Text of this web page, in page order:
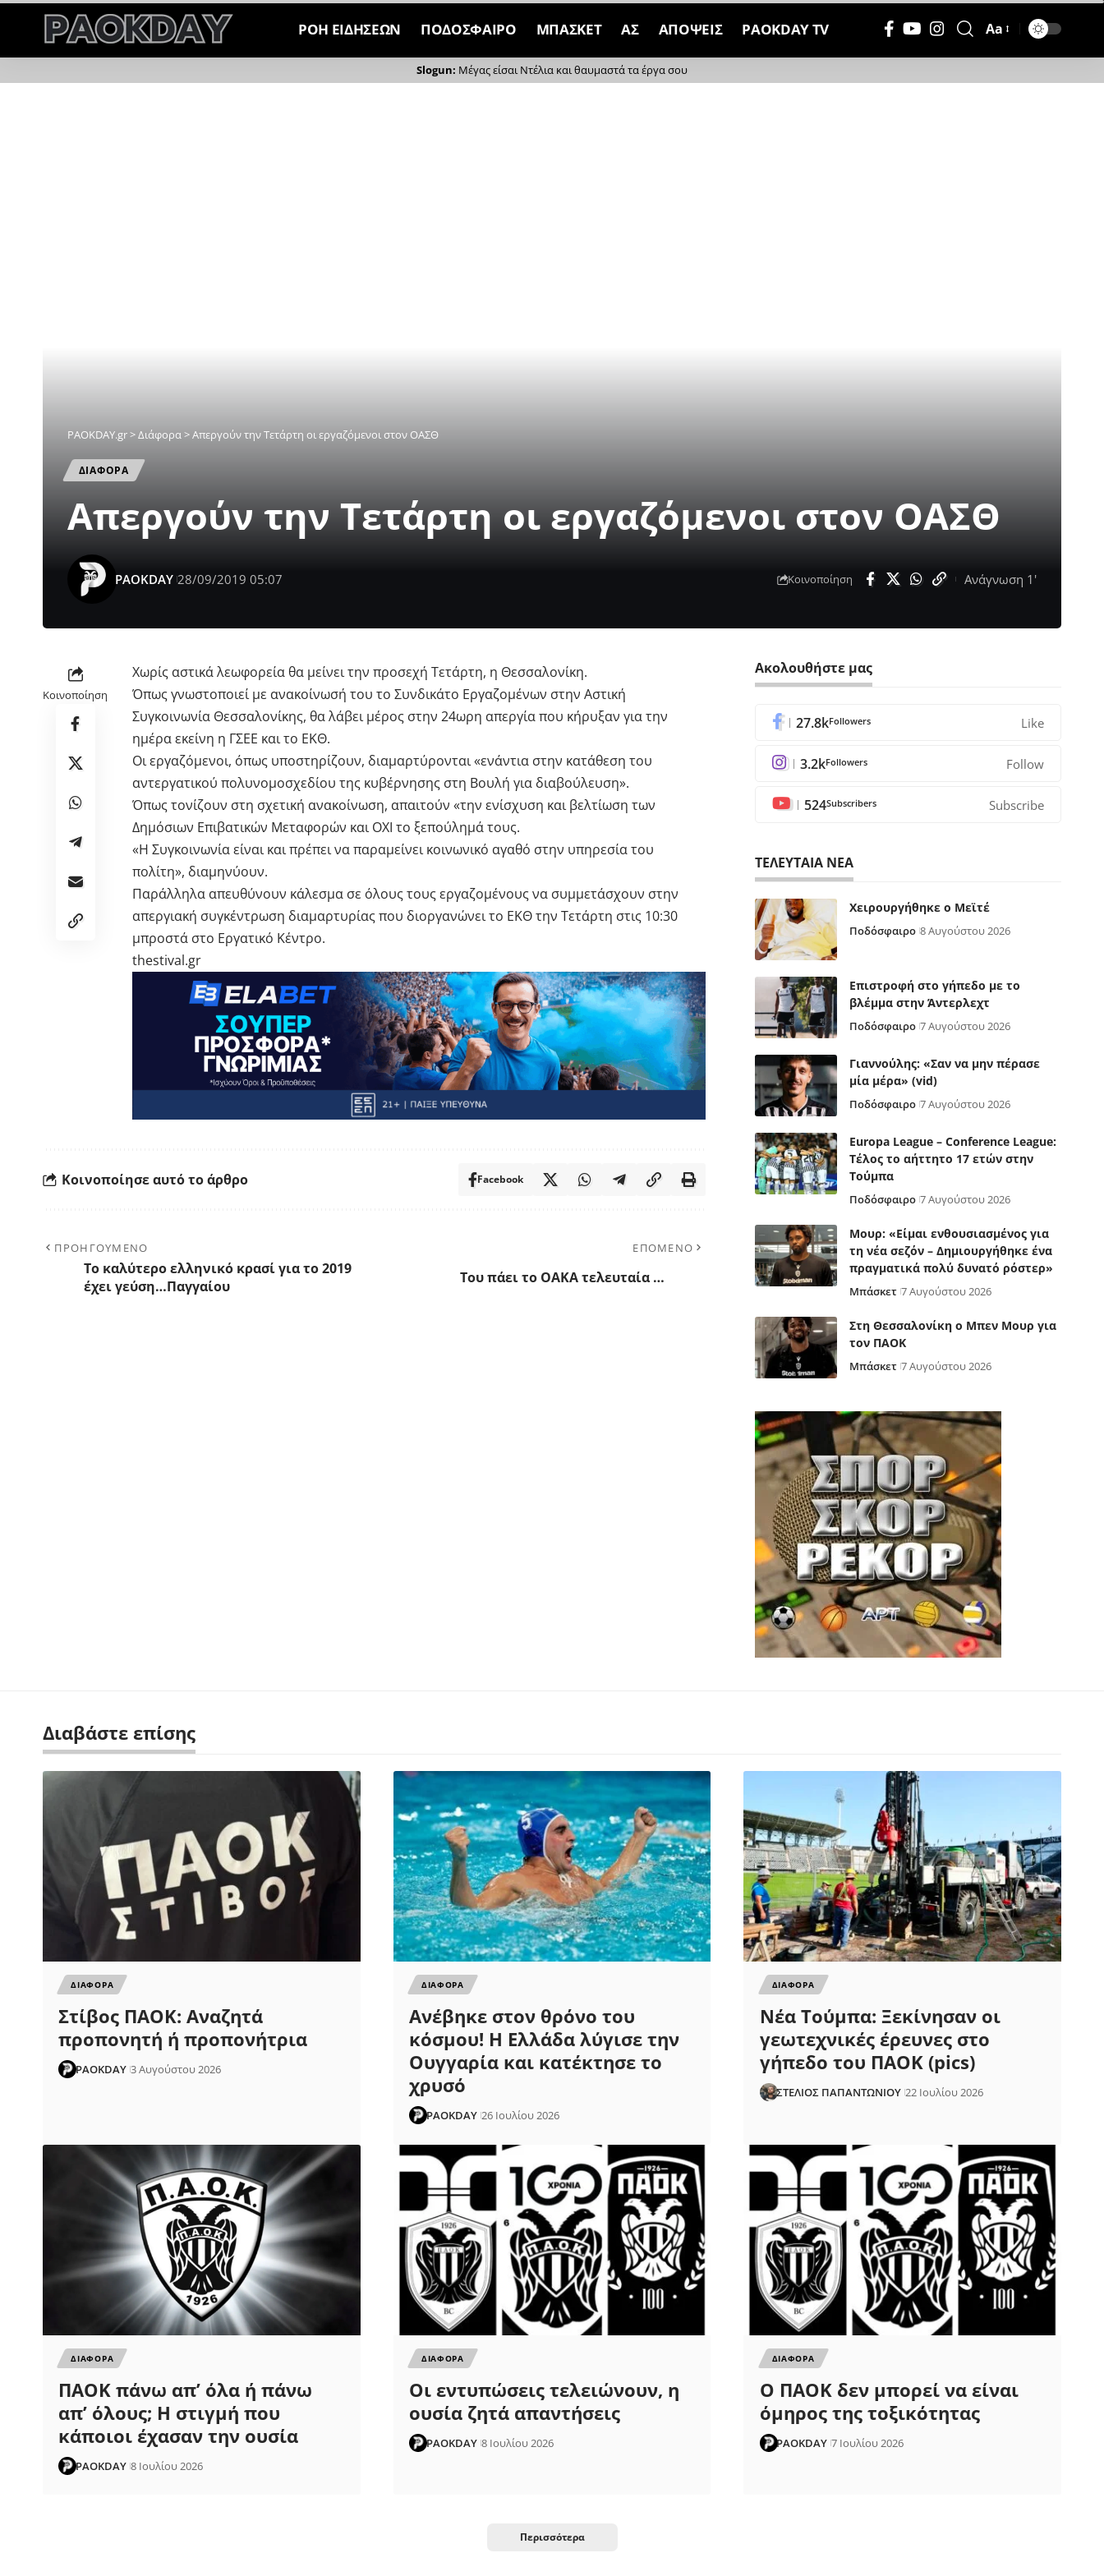
ΡΟΗ ΕΙΔΗΣΕΩΝ ΠΟΔΟΣΦΑΙΡΟ ΜΠΑΣΚΕΤ ΑΣ ΑΠΟΨΕΙΣ PAOKDAY TV
Μέγεθος
Γραμματοσειράς
Aa
Μέγας είσαι Ντέλια και θαυμαστά τα έργα σου
PAOKDAY.gr>Διάφορα>Απεργούν την Τετάρτη οι εργαζόμενοι στον ΟΑΣΘ
ΔΙΑΦΟΡΑ
Απεργούν την Τετάρτη οι εργαζόμενοι στον ΟΑΣΘ
PAOKDAY 28/09/2019 05:07 Κοινοποίηση Ανάγνωση 1'
Κοινοποίηση
Χωρίς αστικά λεωφορεία θα μείνει την προσεχή Τετάρτη, η Θεσσαλονίκη.
Όπως γνωστοποιεί με ανακοίνωσή του το Συνδικάτο Εργαζομένων στην Αστική
Συγκοινωνία Θεσσαλονίκης, θα λάβει μέρος στην 24ωρη απεργία που κήρυξαν για την
ημέρα εκείνη η ΓΣΕΕ και το ΕΚΘ.
Οι εργαζόμενοι, όπως υποστηρίζουν, διαμαρτύρονται «ενάντια στην κατάθεση του
αντεργατικού πολυνομοσχεδίου της κυβέρνησης στη Βουλή για διαβούλευση».
Όπως τονίζουν στη σχετική ανακοίνωση, απαιτούν «την ενίσχυση και βελτίωση των
Δημόσιων Επιβατικών Μεταφορών και ΟΧΙ το ξεπούλημά τους.
«Η Συγκοινωνία είναι και πρέπει να παραμείνει κοινωνικό αγαθό στην υπηρεσία του
πολίτη», διαμηνύουν.
Παράλληλα απευθύνουν κάλεσμα σε όλους τους εργαζομένους να συμμετάσχουν στην
απεργιακή συγκέντρωση διαμαρτυρίας που διοργανώνει το ΕΚΘ την Τετάρτη στις 10:30
μπροστά στο Εργατικό Κέντρο.
thestival.gr
Κοινοποίησε αυτό το άρθρο Facebook
ΠΡΟΗΓΟΥΜΕΝΟ
Το καλύτερο ελληνικό κρασί για το 2019
έχει γεύση…Παγγαίου
ΕΠΟΜΕΝΟ
Του πάει το ΟΑΚΑ τελευταία …
Ακολουθήστε μας
27.8kFollowers Like
3.2kFollowers Follow
524Subscribers Subscribe
ΤΕΛΕΥΤΑΙΑ ΝΕΑ
Χειρουργήθηκε ο Μεϊτέ
Ποδόσφαιρο 8 Αυγούστου 2026
Επιστροφή στο γήπεδο με το
βλέμμα στην Άντερλεχτ
Ποδόσφαιρο 7 Αυγούστου 2026
Γιαννούλης: «Σαν να μην πέρασε
μία μέρα» (vid)
Ποδόσφαιρο 7 Αυγούστου 2026
Europa League – Conference League:
Τέλος το αήττητο 17 ετών στην
Τούμπα
Ποδόσφαιρο 7 Αυγούστου 2026
Μουρ: «Είμαι ενθουσιασμένος για
τη νέα σεζόν – Δημιουργήθηκε ένα
πραγματικά πολύ δυνατό ρόστερ»
Μπάσκετ 7 Αυγούστου 2026
Στη Θεσσαλονίκη ο Μπεν Μουρ για
τον ΠΑΟΚ
Μπάσκετ 7 Αυγούστου 2026
Διαβάστε επίσης
ΔΙΑΦΟΡΑ
Στίβος ΠΑΟΚ: Αναζητά
προπονητή ή προπονήτρια
PAOKDAY 3 Αυγούστου 2026
ΔΙΑΦΟΡΑ
Ανέβηκε στον θρόνο του
κόσμου! Η Ελλάδα λύγισε την
Ουγγαρία και κατέκτησε το
χρυσό
PAOKDAY 26 Ιουλίου 2026
ΔΙΑΦΟΡΑ
Νέα Τούμπα: Ξεκίνησαν οι
γεωτεχνικές έρευνες στο
γήπεδο του ΠΑΟΚ (pics)
ΣΤΕΛΙΟΣ ΠΑΠΑΝΤΩΝΙΟΥ 22 Ιουλίου 2026
ΔΙΑΦΟΡΑ
ΠΑΟΚ πάνω απ’ όλα ή πάνω
απ’ όλους; Η στιγμή που
κάποιοι έχασαν την ουσία
PAOKDAY 8 Ιουλίου 2026
ΔΙΑΦΟΡΑ
Οι εντυπώσεις τελειώνουν, η
ουσία ζητά απαντήσεις
PAOKDAY 8 Ιουλίου 2026
ΔΙΑΦΟΡΑ
Ο ΠΑΟΚ δεν μπορεί να είναι
όμηρος της τοξικότητας
PAOKDAY 7 Ιουλίου 2026
Περισσότερα